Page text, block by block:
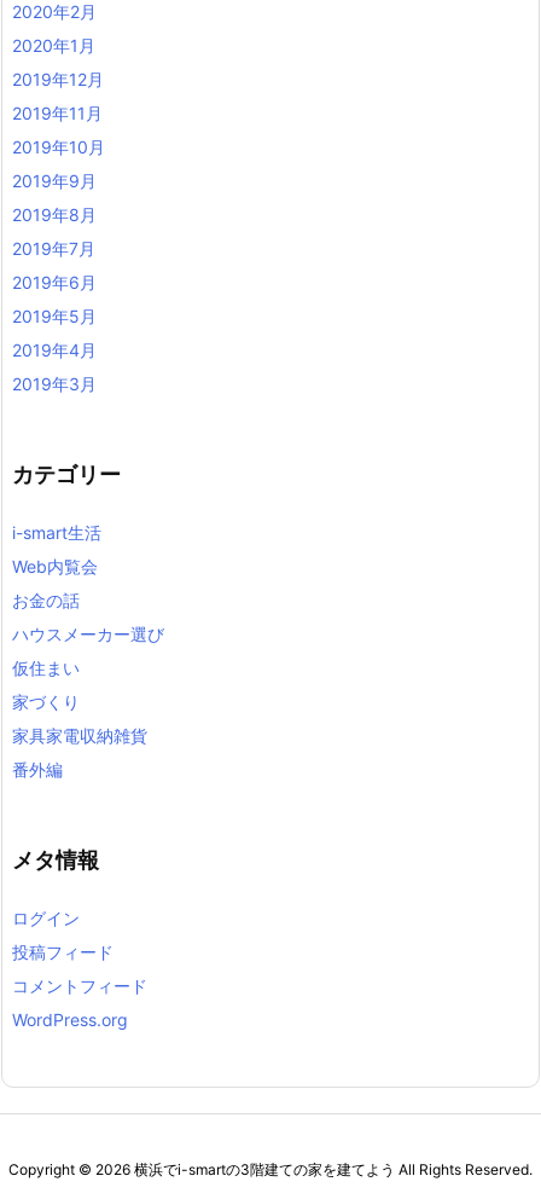
2020年2月
2020年1月
2019年12月
2019年11月
2019年10月
2019年9月
2019年8月
2019年7月
2019年6月
2019年5月
2019年4月
2019年3月
カテゴリー
i-smart生活
Web内覧会
お金の話
ハウスメーカー選び
仮住まい
家づくり
家具家電収納雑貨
番外編
メタ情報
ログイン
投稿フィード
コメントフィード
WordPress.org
Copyright © 2026 横浜でi-smartの3階建ての家を建てよう All Rights Reserved.